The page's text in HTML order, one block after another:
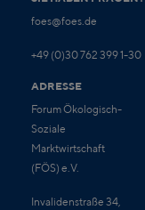
foes@foes.de
+49 (0)30 762 399 1-30
ADRESSE
Forum Ökologisch-
Soziale
Marktwirtschaft
(FÖS) e.V.
Invalidenstraße 34,